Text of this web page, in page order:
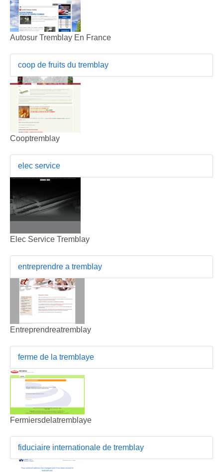
Autosur Tremblay En France
coop de fruits du tremblay
Cooptremblay
elec service
Elec Service Tremblay
entreprendre a tremblay
Entreprendreatremblay
ferme de la tremblaye
Fermiersdelatremblaye
fiduciaire internationale de tremblay